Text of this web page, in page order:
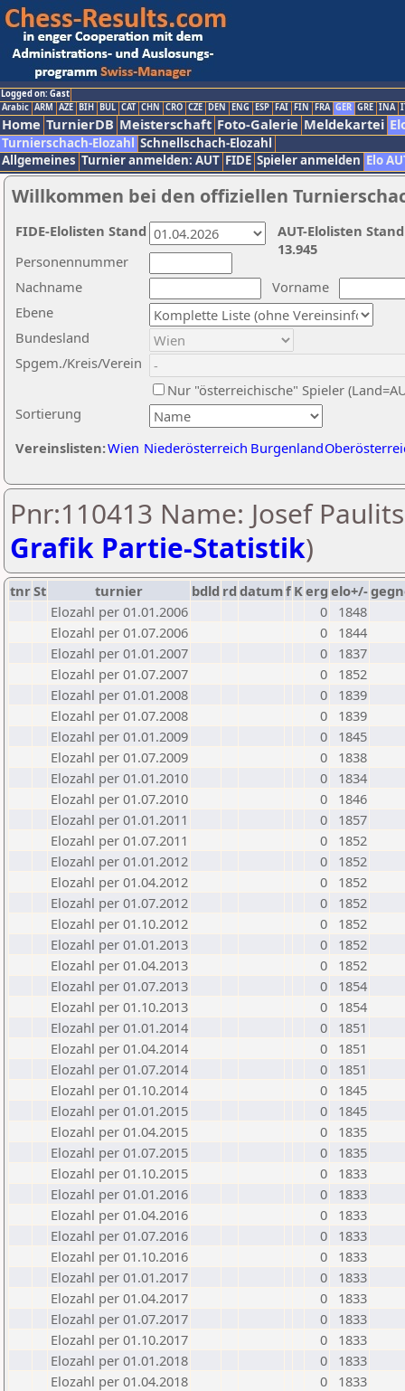
Logged on: Gast
Arabic ARM AZE BIH BUL CAT CHN CRO CZE DEN ENG ESP FAI FIN FRA GER GRE INA
Home TurnierDB Meisterschaft Foto-Galerie Meldekartei
Turnierschach-Elozahl Schnellschach-Elozahl
Allgemeines Turnier anmelden: AUT FIDE Spieler anmelden Elo
Willkommen bei den offiziellen
Nachname
Vorname
Ebene
Sortierung
Personennummer
Bundesland
Spgem./Kreis/Verein
Nur "österreichische" Spieler
Vereinslisten:Wien Niederösterreich Burgenland
AUT-Elolisten
13.945
FIDE-Elolisten Stand
Pnr:110413 Name: Josef
Grafik Partie-Statistik)
tnrSt turnier bdld rd datumf Kerg elo+/-
Elozahl per 01.01.2006
0
1848
Elozahl per 01.07.2006
0
1844
Elozahl per 01.01.2007
0
1837
Elozahl per 01.07.2007
0
1852
Elozahl per 01.01.2008
0
1839
Elozahl per 01.07.2008
0
1839
Elozahl per 01.01.2009
0
1845
Elozahl per 01.07.2009
0
1838
Elozahl per 01.01.2010
0
1834
Elozahl per 01.07.2010
0
1846
Elozahl per 01.01.2011
0
1857
Elozahl per 01.07.2011
0
1852
Elozahl per 01.01.2012
0
1852
Elozahl per 01.04.2012
0
1852
Elozahl per 01.07.2012
0
1852
Elozahl per 01.10.2012
0
1852
Elozahl per 01.01.2013
0
1852
Elozahl per 01.04.2013
0
1852
Elozahl per 01.07.2013
0
1854
Elozahl per 01.10.2013
0
1854
Elozahl per 01.01.2014
0
1851
Elozahl per 01.04.2014
0
1851
Elozahl per 01.07.2014
0
1851
Elozahl per 01.10.2014
0
1845
Elozahl per 01.01.2015
0
1845
Elozahl per 01.04.2015
0
1835
Elozahl per 01.07.2015
0
1835
Elozahl per 01.10.2015
0
1833
Elozahl per 01.01.2016
0
1833
Elozahl per 01.04.2016
0
1833
Elozahl per 01.07.2016
0
1833
Elozahl per 01.10.2016
0
1833
Elozahl per 01.01.2017
0
1833
Elozahl per 01.04.2017
0
1833
Elozahl per 01.07.2017
0
1833
Elozahl per 01.10.2017
0
1833
Elozahl per 01.01.2018
0
1833
Elozahl per 01.04.2018
0
1833